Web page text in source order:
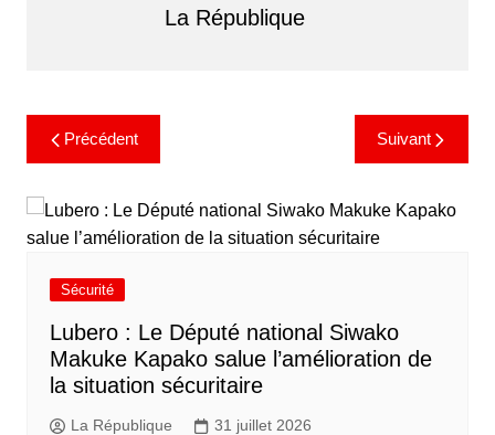
La République
Précédent Suivant
Sécurité
Lubero : Le Député national Siwako
Makuke Kapako salue l’amélioration de
la situation sécuritaire
La République 31 juillet 2026